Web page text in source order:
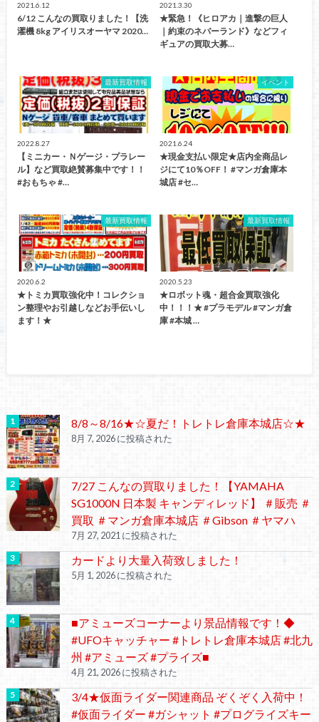
2021.6.12
6/12 こんなの買取りました！【洗
濯機 8kg アイリスオーヤマ 2020…
2021.3.30
★緊急！《ヒロアカ｜進撃の巨人
｜約束のネバーランド》などフィ
ギュアの買取大募…
最新買取情報
2022.8.27
【ミニカー・Ｎゲージ・プラレー
ル】など買取絶賛募集中です！！
#おもちゃ #…
イベント
2021.6.24
★現金支払い限定★店内全商品レ
ジにて10％OFF！ #マンガ倉庫本
城店 #セ…
最新買取情報
2020.6.2
★トミカ買取強化中！コレクショ
ン整理やお引越しなどお手伝いし
ます！★
最新買取情報
2020.5.23
★ロボット魂・超合金買取強化
中！！！★ #プラモデル #マンガ倉
庫 #本城 …
8/8～8/16★☆夏だ！トレトレ倉庫本城店☆★
8月 7, 2026 に投稿された
7/27 こんなの買取りました！【YAMAHA
SG1000N 日本製 キャンディレッド】 ＃販売 ＃
買取 ＃マンガ倉庫本城店 ＃Gibson ＃ヤマハ
7月 27, 2021 に投稿された
カードより大量入荷致しました！
5月 1, 2026 に投稿された
■アミューズコーナーより景品情報です！◆
#UFOキャッチャー #トレトレ倉庫本城店 #北九
州 #アミューズ #プライズ■
4月 21, 2026 に投稿された
3/4★仮面ライダー関連商品 ぞくぞく入荷中！
#仮面ライダー #ガシャット #プログライズキー